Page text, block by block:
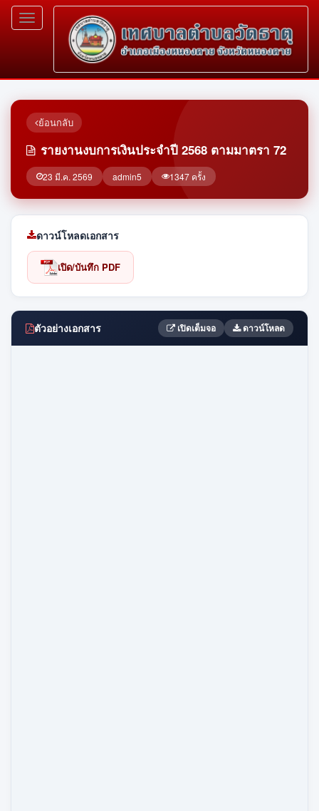
Toggle
navigation
ย้อนกลับ
รายงานงบการเงินประจำปี 2568 ตามมาตรา 72
23 มี.ค. 2569 admin5 1347 ครั้ง
ดาวน์โหลดเอกสาร
เปิด/บันทึก PDF
ตัวอย่างเอกสาร เปิดเต็มจอ ดาวน์โหลด